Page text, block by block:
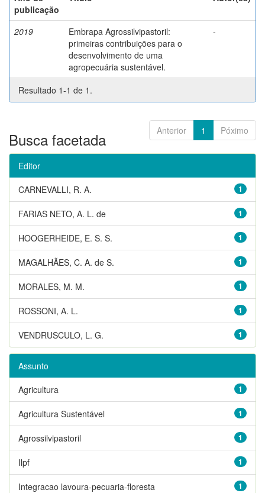
publicação
2019
Embrapa Agrossilvipastoril:
primeiras contribuições para o
desenvolvimento de uma
agropecuária sustentável.
-
Resultado 1-1 de 1.
Anterior 1 Póximo
Busca facetada
Editor
1
CARNEVALLI, R. A.
1
FARIAS NETO, A. L. de
1
HOOGERHEIDE, E. S. S.
1
MAGALHÃES, C. A. de S.
1
MORALES, M. M.
1
ROSSONI, A. L.
1
VENDRUSCULO, L. G.
Assunto
1
Agricultura
1
Agricultura Sustentável
1
Agrossilvipastoril
1
Ilpf
1
Integracao lavoura-pecuaria-floresta